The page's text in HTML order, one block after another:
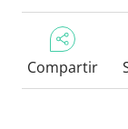
Compartir